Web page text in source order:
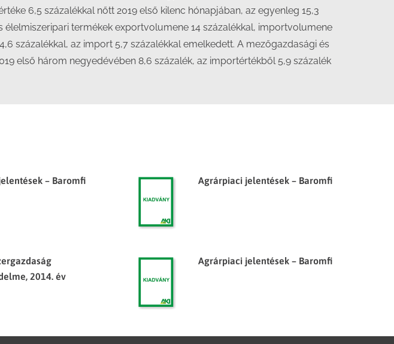
6,5 százalékkal nőtt 2019 első kilenc hónapjában, az egyenleg 15,3
termékek exportvolumene 14 százalékkal, importvolumene
százalékkal, az import 5,7 százalékkal emelkedett. A mezőgazdasági és
első három negyedévében 8,6 százalék, az importértékből 5,9 százalék
– Baromfi Agrárpiaci jelentések – Baromfi
2014. év
Agrárpiaci jelentések – Baromfi